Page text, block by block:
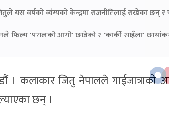
यस वर्षको व्यंग्यको केन्द्रमा राजनीतिलाई राखेका छन्
फिल्म 'परालको आगो' छाडेको र 'कार्की साइँला'
। कलाकार जितु नेपालले गाईजात्राको
छन् ।